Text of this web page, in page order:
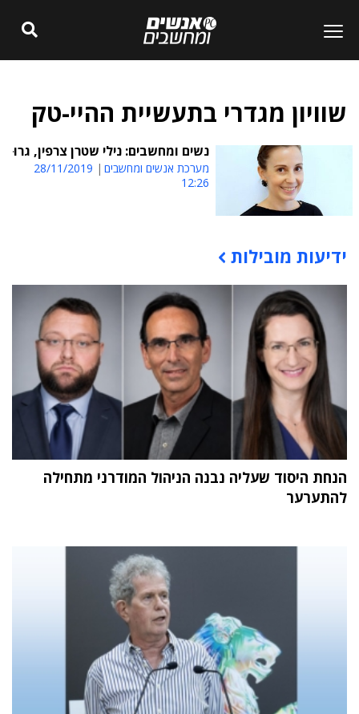
שוויון מגדרי בתעשיית ההיי-טק
נשים ומחשבים: נילי שטרן צרפין, גרוּ
מערכת אנשים ומחשבים
28/11/2019
12:26
תוכן פרסומי
ידיעות מובילות
הנחת היסוד שעליה נבנה הניהול המודרני מתחילה
להתערער